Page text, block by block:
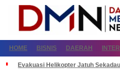
HOME BISNIS DAERAH
Evakuasi Helikopter Jatuh